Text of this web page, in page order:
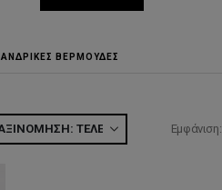
ΑΝΔΡΙΚΈΣ ΒΕΡΜΟΎΔΕΣ
Εμφάνιση: